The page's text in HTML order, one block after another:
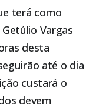
terá como
Vargas
desta
até o dia
custará o
devem